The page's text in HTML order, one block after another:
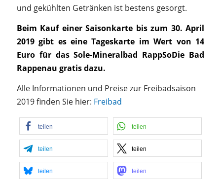
und gekühlten Getränken ist bestens gesorgt.
Beim Kauf einer Saisonkarte bis zum 30. April
2019 gibt es eine Tageskarte im Wert von 14
Euro für das Sole-Mineralbad RappSoDie Bad
Rappenau gratis dazu.
Alle Informationen und Preise zur Freibadsaison
2019 finden Sie hier: Freibad
teilen teilen
teilen teilen
teilen teilen